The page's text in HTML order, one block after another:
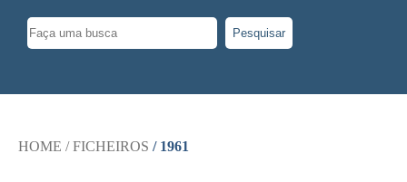
Pesquisar
HOME / FICHEIROS / 1961